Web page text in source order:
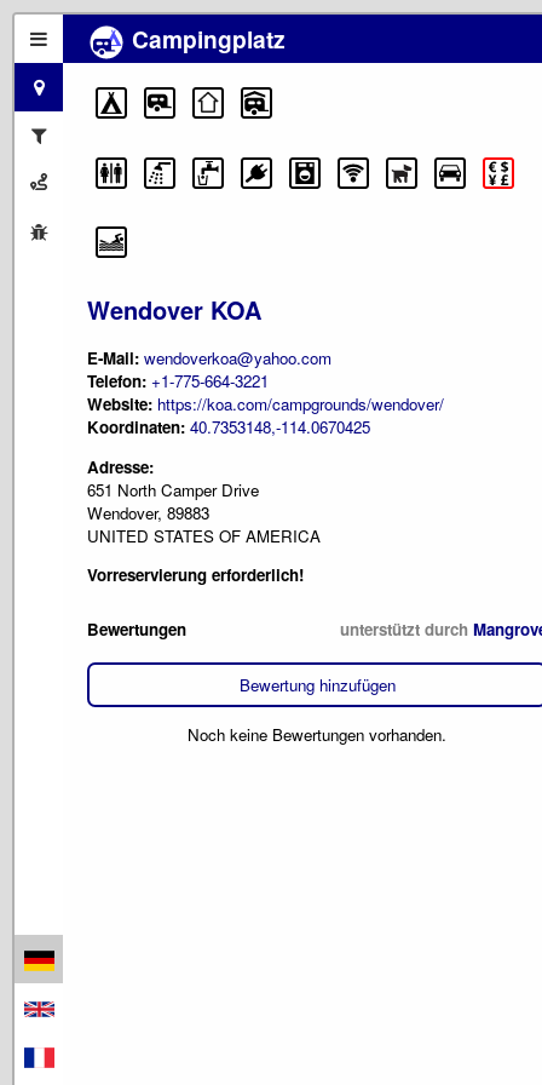
Campingplatz
Wendover KOA
E-Mail: wendoverkoa@yahoo.com
Telefon: +1-775-664-3221
Website: https://koa.com/campgrounds/wendover/
Koordinaten: 40.7353148,-114.0670425
Adresse:
651 North Camper Drive
Wendover, 89883
UNITED STATES OF AMERICA
Vorreservierung erforderlich!
Bewertungen unterstützt durch
Bewertung hinzufügen
Noch keine Bewertungen vorhanden.